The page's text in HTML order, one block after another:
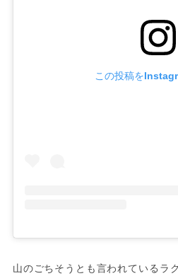
この投稿を
山のごちそうとも言われているラ